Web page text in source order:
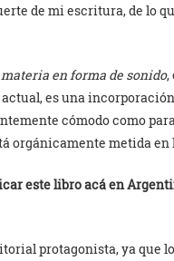
de mi escritura, de lo
materia en forma de sonido,
es una
cómodo como
metida en
este libro acá en
protagonista, ya que